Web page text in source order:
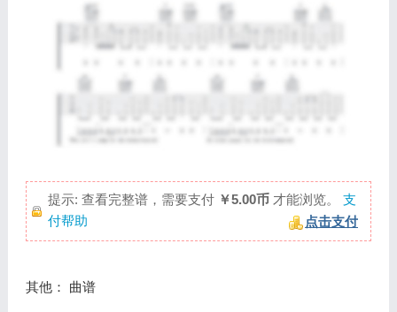
提示: 查看完整谱，需要支付 ￥5.00币才能浏览。
点击支付
支
付帮助
其他： 曲谱